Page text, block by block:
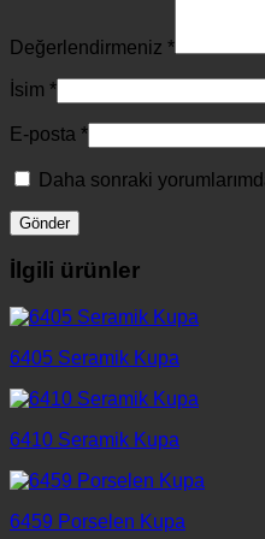
Değerlendirmeniz *
İsim *
E-posta *
Daha sonraki
İlgili ürünler
6405 Seramik Kupa
6410 Seramik Kupa
6459 Porselen Kupa